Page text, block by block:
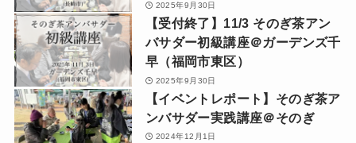
2025年9月30日
【受付終了】11/3 そのぎ茶アン
バサダー初級講座＠ガーデンズ千
早（福岡市東区）
2025年9月30日
【イベントレポート】そのぎ茶ア
ンバサダー実践講座＠そのぎ
2024年12月1日